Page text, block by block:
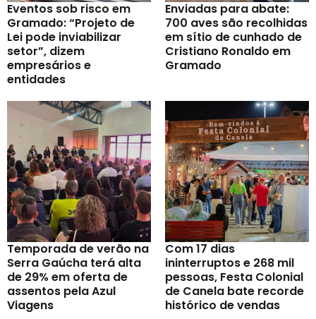
Eventos sob risco em
Gramado: “Projeto de
Lei pode inviabilizar
setor”, dizem
empresários e
entidades
Enviadas para abate:
700 aves são recolhidas
em sítio de cunhado de
Cristiano Ronaldo em
Gramado
Temporada de verão na
Serra Gaúcha terá alta
de 29% em oferta de
assentos pela Azul
Viagens
Com 17 dias
ininterruptos e 268 mil
pessoas, Festa Colonial
de Canela bate recorde
histórico de vendas